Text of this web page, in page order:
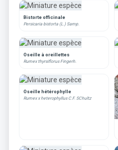
Bistorte officinale
Persicaria bistorta (L.) Samp.
Oseille à oreillettes
Rumex thyrsiflorus Fingerh.
Oseille hétérophylle
Rumex x heterophyllus C.F. SChultz